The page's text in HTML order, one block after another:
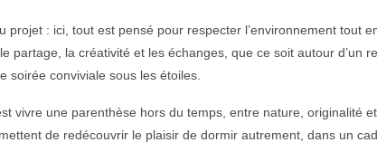
projet : ici, tout est pensé pour respecter l’environnement tout
partage, la créativité et les échanges, que ce soit autour d’un
soirée conviviale sous les étoiles.
vivre une parenthèse hors du temps, entre nature, originalité
de redécouvrir le plaisir de dormir autrement, dans un